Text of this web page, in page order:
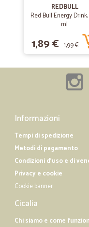
consegna in agosto
consegna in agosto
—
grazie merce ricevuta tutto
REDBULL
Red Bull Energy
ml.
1,89 € 1,99 €
Informazioni
Tempi di spedizione
Metodi di pagamento
Condizioni d'uso e di
Privacy e cookie
Cookie banner
Cicalia
Chi siamo e come